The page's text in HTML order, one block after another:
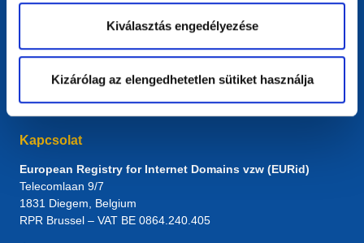
Kiválasztás engedélyezése
Kizárólag az elengedhetetlen sütiket használja
Kapcsolat
European Registry for Internet Domains vzw (EURid)
Telecomlaan 9/7
1831 Diegem , Belgium
RPR Brussel – VAT BE 0864.240.405